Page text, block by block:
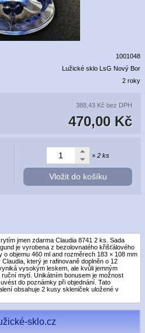
1001048
Lužické sklo LsG Nový Bor
2 roky
388,43 Kč bez DPH
470,00 Kč
× 2 ks
Vložit do košíku
jmen zdarma Claudia 8741 2 ks. Sada
je vyrobena z bezolovnatého křišťálového
objemu 460 ml and rozměrech 183 × 108 mm
který je rafinovaně doplněn o 12
vysokým leskem, ale kvůli jemným
mytí. Unikátním bonusem je možnost
do poznámky při objednání. Tato
obsahuje 2 kusy skleniček uložené v
sklo.cz